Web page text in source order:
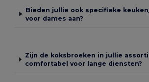
Bieden jullie ook specifieke
voor dames aan?
Zijn de koksbroeken in jullie
comfortabel voor lange diensten?